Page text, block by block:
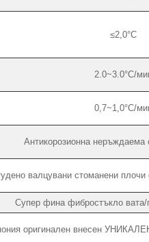
≤2,0°C
2.0~3.0°C/
0,7~1,0°C/
Антикорозионна неръждаема
валцувани стоманени плочи
Супер фина фибростъкло вата/
оригинален внесен